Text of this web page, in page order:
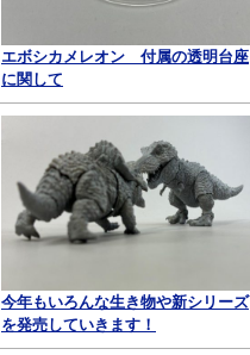
エボシカメレオン 付属の透明台座
に関して
今年もいろんな生き物や新シリーズ
を発売していきます！